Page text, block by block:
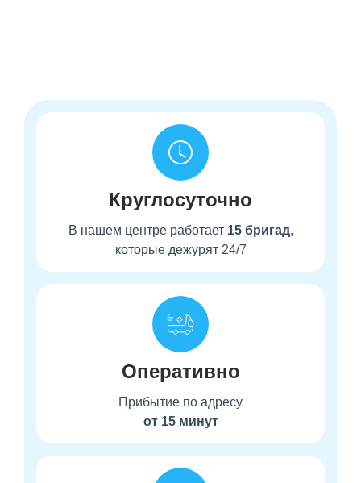
Круглосуточно
В нашем центре работает 15 бригад,
которые дежурят 24/7
Оперативно
Прибытие по адресу
от 15 минут